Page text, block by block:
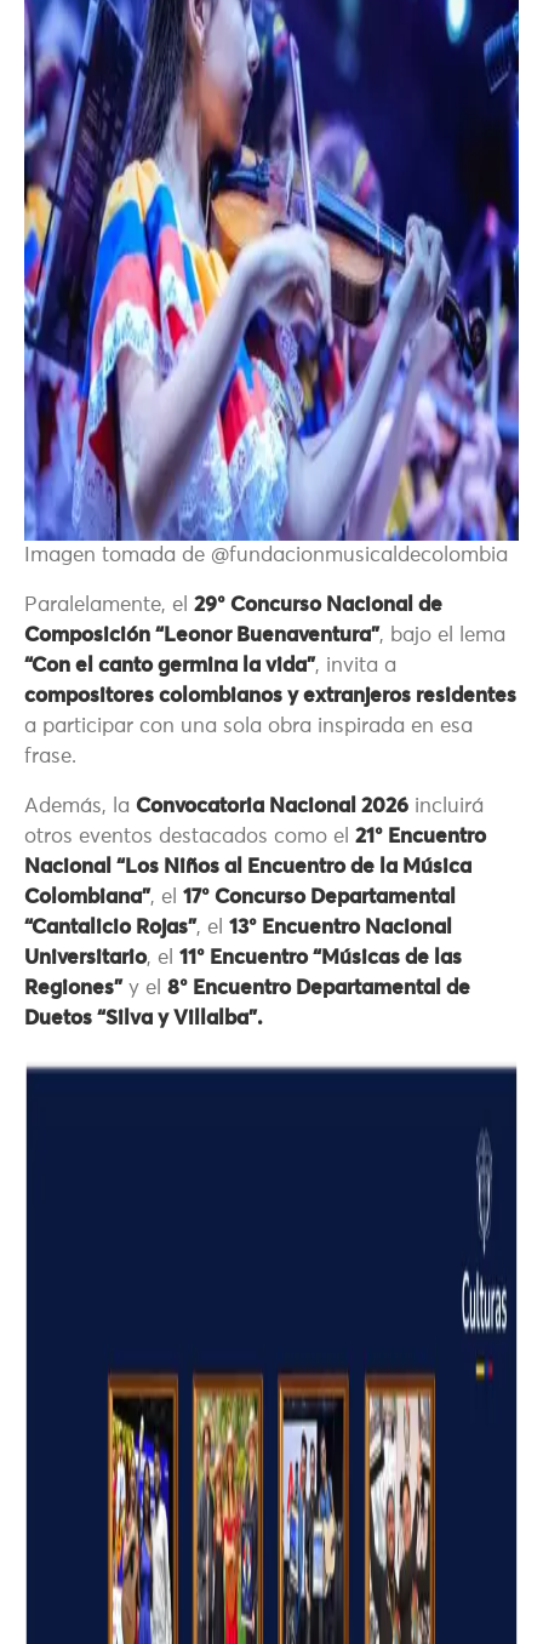
Imagen tomada de @fundacionmusicaldecolombia
Paralelamente, el 29° Concurso Nacional de
Composición “Leonor Buenaventura”, bajo el lema
“Con el canto germina la vida”, invita a
compositores colombianos y extranjeros residentes
a participar con una sola obra inspirada en esa
frase.
Además, la Convocatoria Nacional 2026 incluirá
otros eventos destacados como el 21° Encuentro
Nacional “Los Niños al Encuentro de la Música
Colombiana”, el 17° Concurso Departamental
“Cantalicio Rojas”, el 13° Encuentro Nacional
Universitario, el 11° Encuentro “Músicas de las
Regiones” y el 8° Encuentro Departamental de
Duetos “Silva y Villalba”.